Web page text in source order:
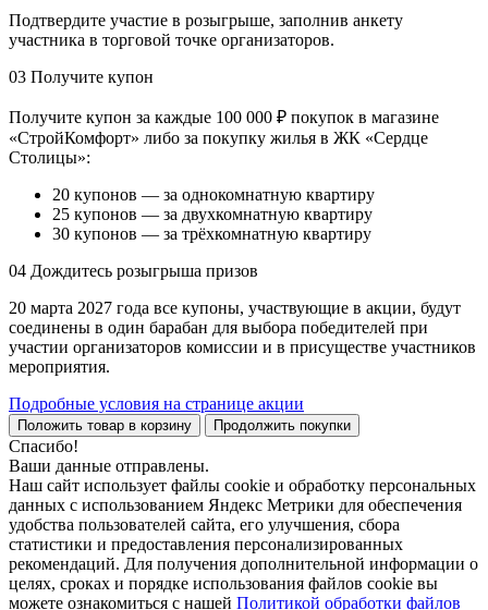
Подтвердите участие в розыгрыше, заполнив анкету
участника в торговой точке организаторов.
03 Получите купон
Получите купон за каждые 100 000 ₽ покупок в магазине
«СтройКомфорт» либо за покупку жилья в ЖК «Сердце
Столицы»:
20 купонов — за однокомнатную квартиру
25 купонов — за двухкомнатную квартиру
30 купонов — за трёхкомнатную квартиру
04 Дождитесь розыгрыша призов
20 марта 2027 года все купоны, участвующие в акции, будут
соединены в один барабан для выбора победителей при
участии организаторов комиссии и в присуществе участников
мероприятия.
Подробные условия на странице акции
Положить товар в корзину Продолжить покупки
Спасибо!
Ваши данные отправлены.
Наш сайт использует файлы cookie и обработку персональных
данных с использованием Яндекс Метрики для обеспечения
удобства пользователей сайта, его улучшения, сбора
статистики и предоставления персонализированных
рекомендаций. Для получения дополнительной информации о
целях, сроках и порядке использования файлов cookie вы
можете ознакомиться с нашей Политикой обработки файлов